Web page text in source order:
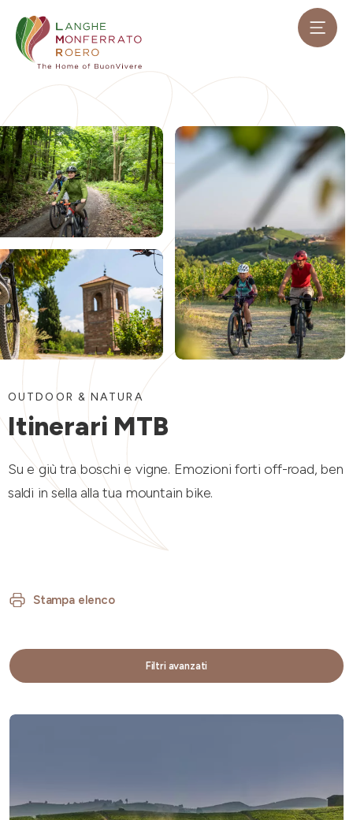
OUTDOOR & NATURA
Itinerari MTB
Su e giù tra boschi e vigne. Emozioni forti off-road, ben
saldi in sella alla tua mountain bike.
Stampa elenco
Filtri avanzati